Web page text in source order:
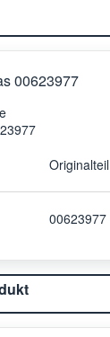
00623977
Originalteil
00623977